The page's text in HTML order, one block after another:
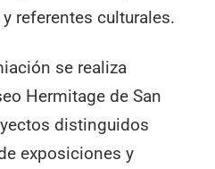
referentes culturales.
se realiza
Hermitage de San
distinguidos
exposiciones y